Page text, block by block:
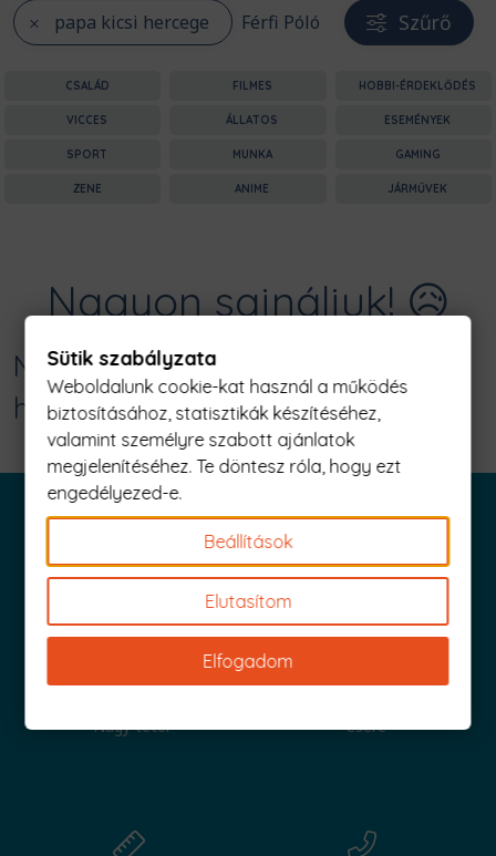
papa kicsi hercege Férfi Póló Szűrő
CSALÁD FILMES HOBBI-ÉRDEKLŐDÉS
VICCES ÁLLATOS ESEMÉNYEK
SPORT MUNKA GAMING
ZENE ANIME JÁRMŰVEK
Nagyon sajnáljuk! 😥
Nincs találat erre: "papa kicsi
hercege Férfi Póló"
Iratkozz fel és küldjük is az 1000 Ft értékű kuponod!
Nagy tétel Csere
Sütik szabályzata
Weboldalunk cookie-kat használ a működés
biztosításához, statisztikák készítéséhez,
valamint személyre szabott ajánlatok
megjelenítéséhez. Te döntesz róla, hogy ezt
engedélyezed-e.
Beállítások
Elutasítom
Elfogadom